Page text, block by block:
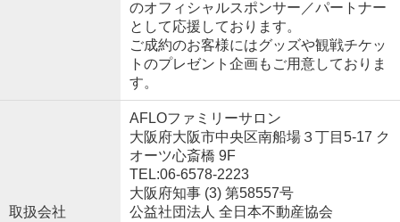
のオフィシャルスポンサー／パートナー
として応援しております。
ご成約のお客様にはグッズや観戦チケッ
トのプレゼント企画もご用意しておりま
す。
取扱会社
AFLOファミリーサロン
大阪府大阪市中央区南船場３丁目5-17 ク
オーツ心斎橋 9F
TEL:06-6578-2223
大阪府知事 (3) 第58557号
公益社団法人 全日本不動産協会